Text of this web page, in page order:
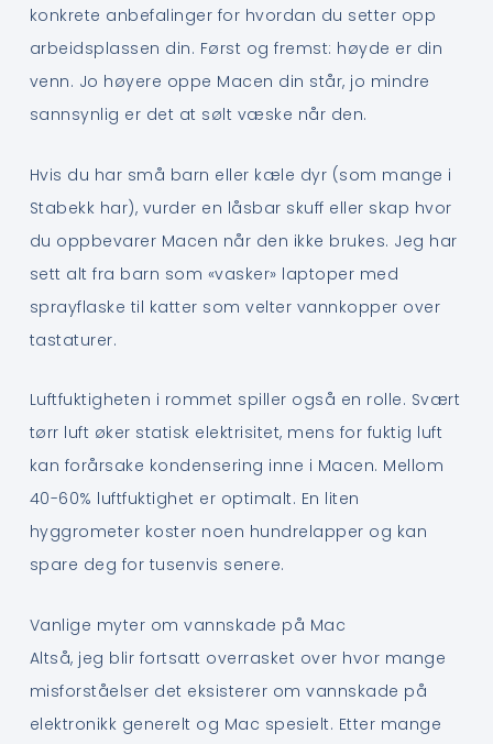
konkrete anbefalinger for hvordan du setter opp
arbeidsplassen din. Først og fremst: høyde er din
venn. Jo høyere oppe Macen din står, jo mindre
sannsynlig er det at sølt væske når den.
Hvis du har små barn eller kæle dyr (som mange i
Stabekk har), vurder en låsbar skuff eller skap hvor
du oppbevarer Macen når den ikke brukes. Jeg har
sett alt fra barn som «vasker» laptoper med
sprayflaske til katter som velter vannkopper over
tastaturer.
Luftfuktigheten i rommet spiller også en rolle. Svært
tørr luft øker statisk elektrisitet, mens for fuktig luft
kan forårsake kondensering inne i Macen. Mellom
40-60% luftfuktighet er optimalt. En liten
hyggrometer koster noen hundrelapper og kan
spare deg for tusenvis senere.
Vanlige myter om vannskade på Mac
Altså, jeg blir fortsatt overrasket over hvor mange
misforståelser det eksisterer om vannskade på
elektronikk generelt og Mac spesielt. Etter mange